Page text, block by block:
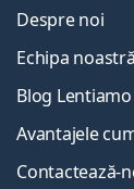
Despre noi
Echipa noastră
Blog Lentiamo
Avantajele
Contactează-